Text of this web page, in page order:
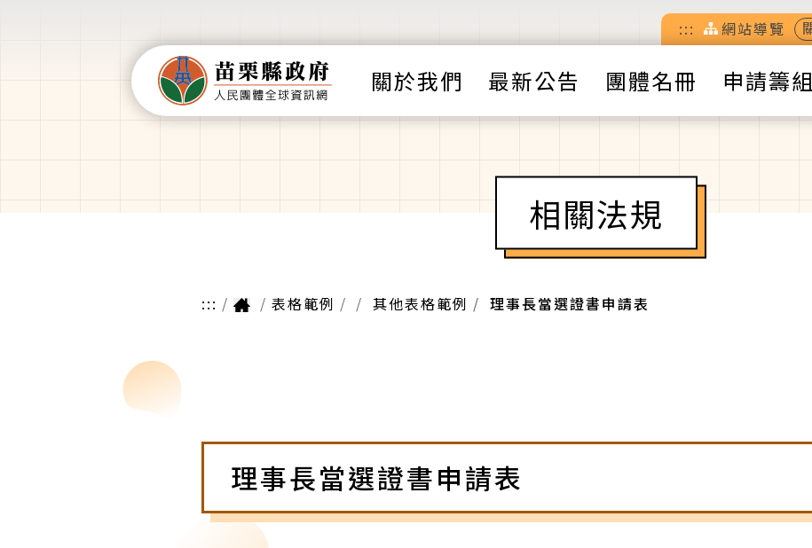
::: 網站導覽
關於我們 最新公告 團體名冊 申請籌組
相關法規
::: 表格範例 其他表格範例 理事長當選證書申請表
理事長當選證書申請表